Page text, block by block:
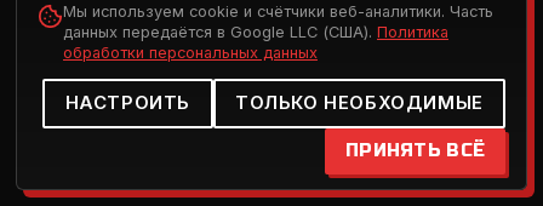
Мы используем cookie и счётчики веб-аналитики. Часть
данных передаётся в Google LLC (США). Политика
обработки персональных данных
НАСТРОИТЬ ТОЛЬКО НЕОБХОДИМЫЕ
ПРИНЯТЬ ВСЁ